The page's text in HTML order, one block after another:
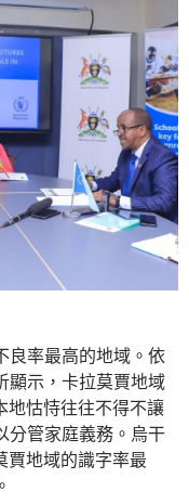
良率最高的地域。依
顯示，卡拉莫賈地域
地怙恃往往不得不讓
分管家庭義務。烏干
賈地域的識字率最